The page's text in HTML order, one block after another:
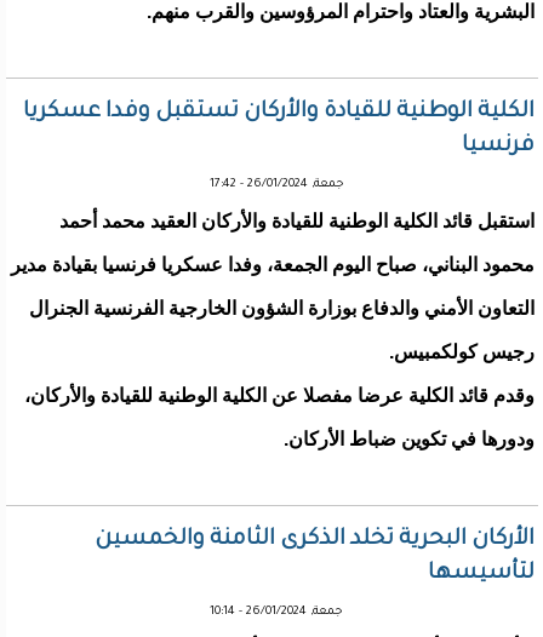
البشرية والعتاد واحترام المرؤوسين والقرب منهم.
الكلية الوطنية للقيادة والأركان تستقبل وفدا عسكريا
فرنسيا
جمعة, 26/01/2024 - 17:42
استقبل قائد الكلية الوطنية للقيادة والأركان العقيد محمد أحمد
محمود البناني، صباح اليوم الجمعة، وفدا عسكريا فرنسيا بقيادة مدير
التعاون الأمني والدفاع بوزارة الشؤون الخارجية الفرنسية الجنرال
رجيس كولكمبيس.
وقدم قائد الكلية عرضا مفصلا عن الكلية الوطنية للقيادة والأركان،
ودورها في تكوين ضباط الأركان.
الأركان البحرية تخلد الذكرى الثامنة والخمسين
لتأسيسها
جمعة, 26/01/2024 - 10:14